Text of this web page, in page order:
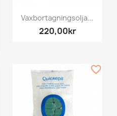
Vaxbortagningsolja...
220,00kr
favorite_border